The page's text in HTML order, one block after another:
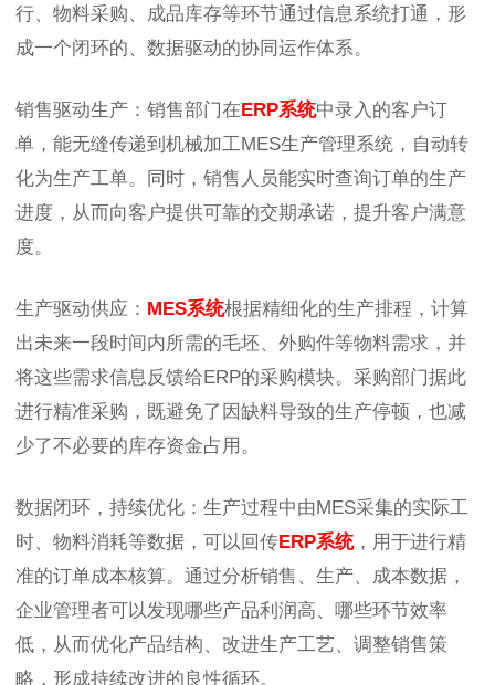
行、物料采购、成品库存等环节通过信息系统打通，形
成一个闭环的、数据驱动的协同运作体系。
销售驱动生产：销售部门在 ERP系统中录入的客户订
单，能无缝传递到机械加工MES生产管理系统，自动转
化为生产工单。同时，销售人员能实时查询订单的生产
进度，从而向客户提供可靠的交期承诺，提升客户满意
度。
生产驱动供应： MES系统根据精细化的生产排程，计算
出未来一段时间内所需的毛坯、外购件等物料需求，并
将这些需求信息反馈给ERP的采购模块。采购部门据此
进行精准采购，既避免了因缺料导致的生产停顿，也减
少了不必要的库存资金占用。
数据闭环，持续优化：生产过程中由MES采集的实际工
时、物料消耗等数据，可以回传ERP系统，用于进行精
准的订单成本核算。通过分析销售、生产、成本数据，
企业管理者可以发现哪些产品利润高、哪些环节效率
低，从而优化产品结构、改进生产工艺、调整销售策
略，形成持续改进的良性循环。